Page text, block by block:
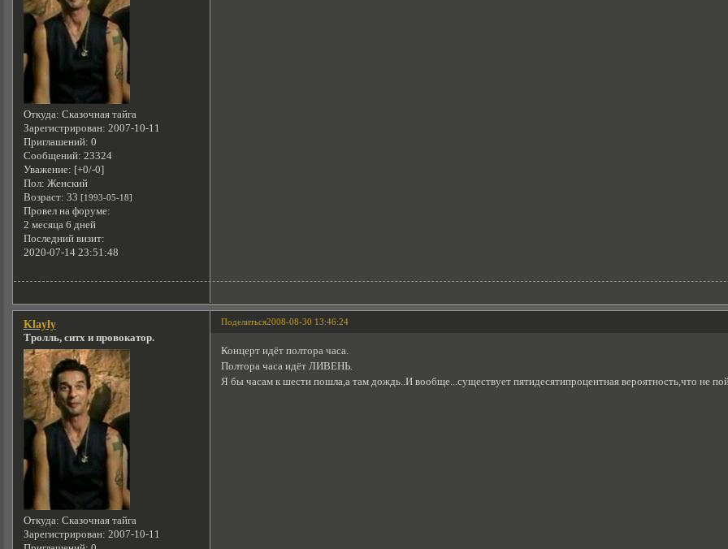
Откуда: Сказочная тайга
Зарегистрирован: 2007-10-11
Приглашений: 0
Сообщений: 23324
Уважение: [+0/-0]
Пол: Женский
Возраст: 33 [1993-05-18]
Провел на форуме:
2 месяца 6 дней
Последний визит:
2020-07-14 23:51:48
Поделиться2008-08-30 13:46:24
Klayly
Тролль, ситх и провокатор.
Откуда: Сказочная тайга
Зарегистрирован: 2007-10-11
Концерт идёт полтора часа.
Полтора часа идёт ЛИВЕНЬ.
Я бы часам к шести пошла,а там дождь..И вообще...существует пятидесятипроцентная вероятность,что не